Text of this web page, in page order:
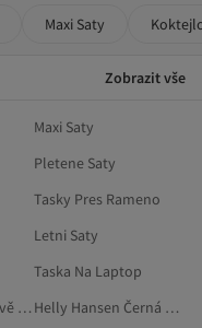
Maxi Saty
Zobrazit vše
Maxi Saty
Pletene Saty
Tasky Pres Rameno
Letni Saty
Taska Na Laptop
Helly Hansen Tmavě Modrá Větrovky
Helly Hansen Černá Vesty